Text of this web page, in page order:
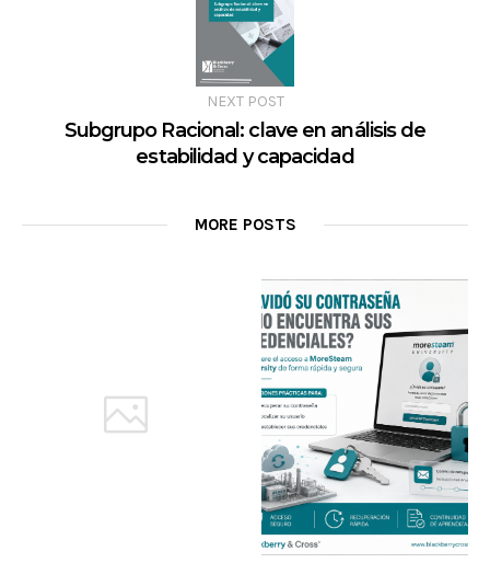
NEXT POST
Subgrupo Racional: clave en análisis de
estabilidad y capacidad
MORE POSTS